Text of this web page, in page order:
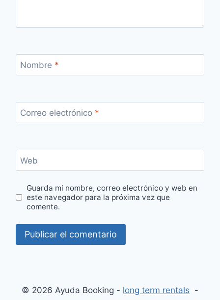
Nombre *
Correo electrónico *
Web
Guarda mi nombre, correo electrónico y web en
este navegador para la próxima vez que
comente.
© 2026 Ayuda Booking - long term rentals -